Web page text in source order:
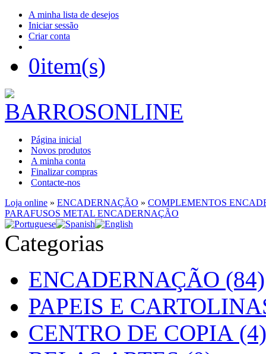
A minha lista de desejos
Iniciar sessão
Criar conta
0item(s)
Página inicial
Novos produtos
A minha conta
Finalizar compras
Contacte-nos
Loja online » ENCADERNAÇÃO » COMPLEMENTOS
PARAFUSOS METAL ENCADERNAÇÃO
Categorias
ENCADERNAÇÃO (84)
PAPEIS E
CENTRO DE COPIA (4)